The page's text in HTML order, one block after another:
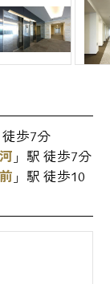
徒歩7分
」駅 徒歩7分
」駅 徒歩10